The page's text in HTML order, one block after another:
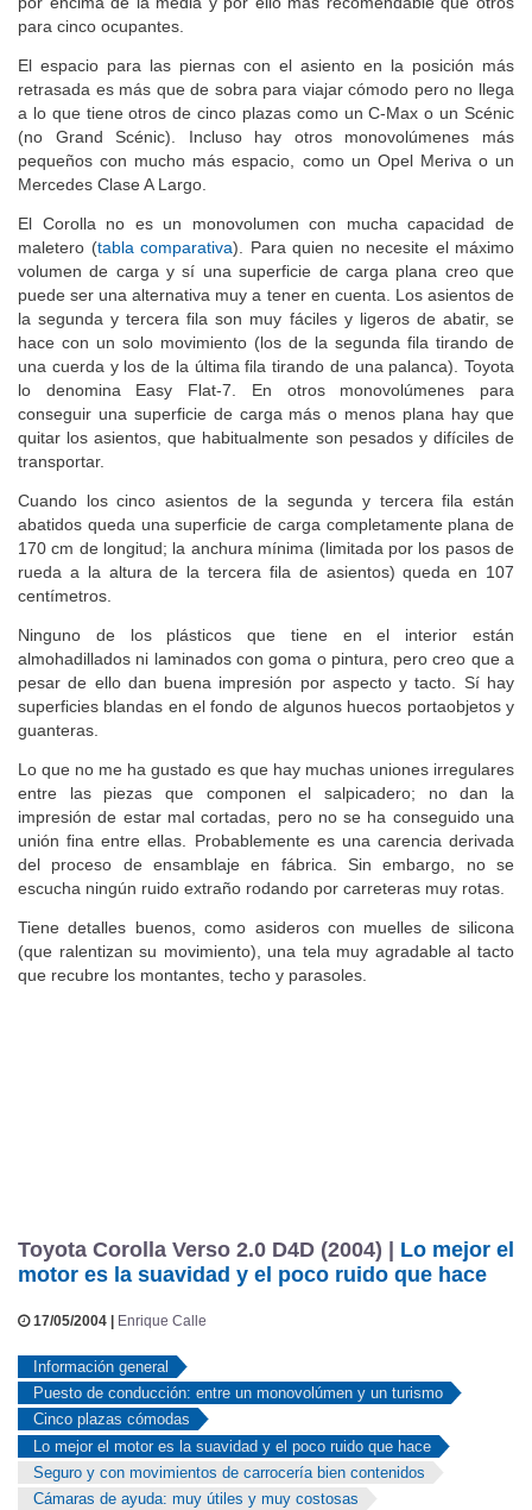
por encima de la media y por ello más recomendable que otros
El espacio para las piernas con el asiento en la posición más
retrasada es más que de sobra para viajar cómodo pero no llega
a lo que tiene otros de cinco plazas como un C-Max o un Scénic
(no Grand Scénic). Incluso hay otros monovolúmenes más
pequeños con mucho más espacio, como un Opel Meriva o un
El Corolla no es un monovolumen con mucha capacidad de
maletero (tabla comparativa ). Para quien no necesite el máximo
volumen de carga y sí una superficie de carga plana creo que
puede ser una alternativa muy a tener en cuenta. Los asientos de
la segunda y tercera fila son muy fáciles y ligeros de abatir, se
hace con un solo movimiento (los de la segunda fila tirando de
una cuerda y los de la última fila tirando de una palanca). Toyota
lo denomina Easy Flat-7. En otros monovolúmenes para
conseguir una superficie de carga más o menos plana hay que
quitar los asientos, que habitualmente son pesados y difíciles de
Cuando los cinco asientos de la segunda y tercera fila están
abatidos queda una superficie de carga completamente plana de
170 cm de longitud; la anchura mínima (limitada por los pasos de
rueda a la altura de la tercera fila de asientos) queda en 107
Ninguno de los plásticos que tiene en el interior están
almohadillados ni laminados con goma o pintura, pero creo que a
pesar de ello dan buena impresión por aspecto y tacto. Sí hay
superficies blandas en el fondo de algunos huecos portaobjetos y
Lo que no me ha gustado es que hay muchas uniones irregulares
entre las piezas que componen el salpicadero; no dan la
impresión de estar mal cortadas, pero no se ha conseguido una
unión fina entre ellas. Probablemente es una carencia derivada
del proceso de ensamblaje en fábrica. Sin embargo, no se
Tiene detalles buenos, como asideros con muelles de silicona
(que ralentizan su movimiento), una tela muy agradable al tacto
Toyota Corolla Verso 2.0 D4D (2004) |Lo mejor el
motor es la suavidad y el poco ruido que hace
Información general
Puesto de conducción: entre un monovolúmen y un turismo
Cinco plazas cómodas
Lo mejor el motor es la suavidad y el poco ruido que hace
Seguro y con movimientos de carrocería bien contenidos